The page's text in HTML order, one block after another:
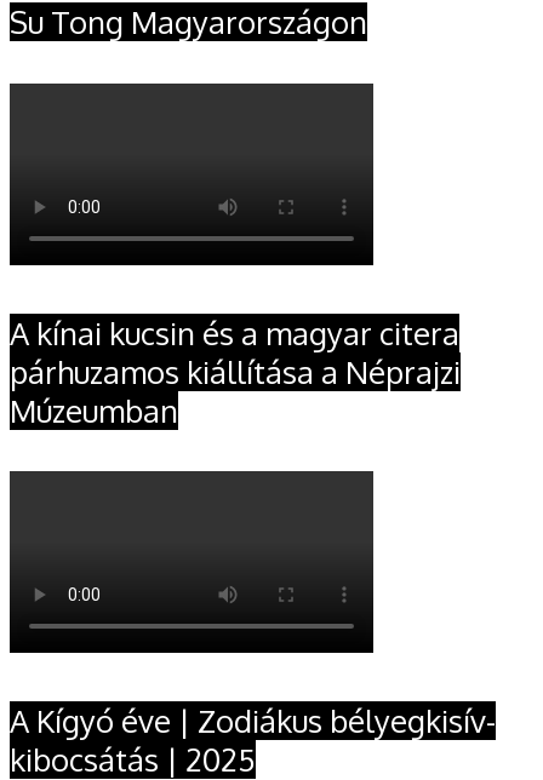
Su Tong Magyarországon
A kínai kucsin és a magyar citera
párhuzamos kiállítása a Néprajzi
Múzeumban
A Kígyó éve | Zodiákus bélyegkisív-
kibocsátás | 2025